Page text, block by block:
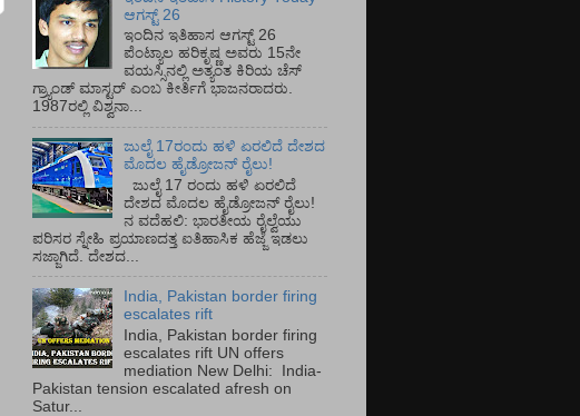
ಆಗಸ್ಟ್ 26
ಇಂದಿನ ಇತಿಹಾಸ ಆಗಸ್ಟ್ 26
ಪೆಂಟ್ಯಾಲ ಹರಿಕೃಷ್ಣ ಅವರು 15ನೇ
ವಯಸ್ಸಿನಲ್ಲಿ ಅತ್ಯಂತ ಕಿರಿಯ ಚೆಸ್
ಗ್ರ್ಯಾಂಡ್ ಮಾಸ್ಟರ್ ಎಂಬ ಕೀರ್ತಿಗೆ ಭಾಜನರಾದರು.
1987ರಲ್ಲಿ ವಿಶ್ವನಾ...
ಜುಲೈ 17ರಂದು ಹಳಿ ಏರಲಿದೆ ದೇಶದ
ಮೊದಲ ಹೈಡ್ರೋಜನ್ ರೈಲು!
ಜುಲೈ 17 ರಂದು ಹಳಿ ಏರಲಿದೆ
ದೇಶದ ಮೊದಲ ಹೈಡ್ರೋಜನ್ ರೈಲು!
ನ ವದೆಹಲಿ: ಭಾರತೀಯ ರೈಲ್ವೆಯು
ಪರಿಸರ ಸ್ನೇಹಿ ಪ್ರಯಾಣದತ್ತ ಐತಿಹಾಸಿಕ ಹೆಜ್ಜೆ ಇಡಲು
ಸಜ್ಜಾಗಿದೆ. ದೇಶದ...
India, Pakistan border firing
escalates rift
India, Pakistan border firing
escalates rift UN offers
mediation New Delhi: India-
Pakistan tension escalated afresh on
Satur...